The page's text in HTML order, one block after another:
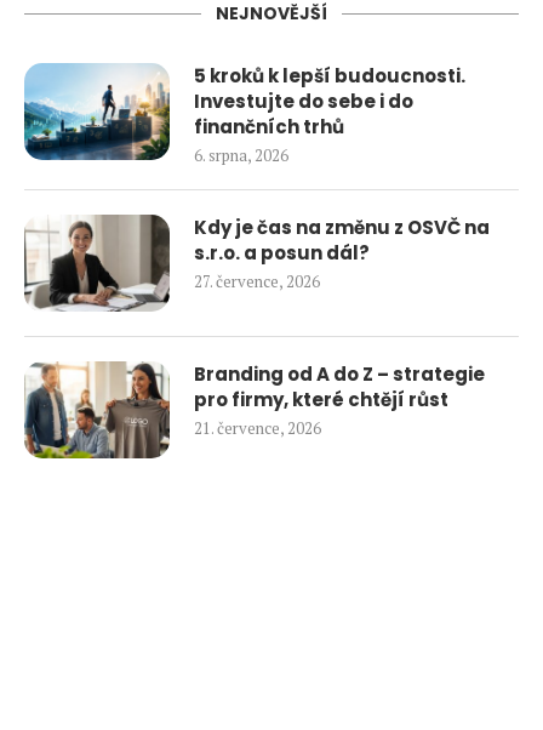
NEJNOVĚJŠÍ
5 kroků k lepší budoucnosti.
Investujte do sebe i do
finančních trhů
6. srpna, 2026
Kdy je čas na změnu z OSVČ na
s.r.o. a posun dál?
27. července, 2026
Branding od A do Z – strategie
pro firmy, které chtějí růst
21. července, 2026